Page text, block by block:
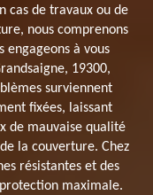
cas de travaux ou de
nous comprenons
engageons à vous
19300,
surviennent
fixées, laissant
de mauvaise qualité
la couverture. Chez
résistantes et des
maximale.